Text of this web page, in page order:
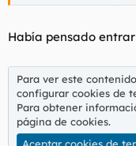
Había pensado
Para ver este
configurar cookies de
Para obtener
página de cookies.
Aceptar cookies de